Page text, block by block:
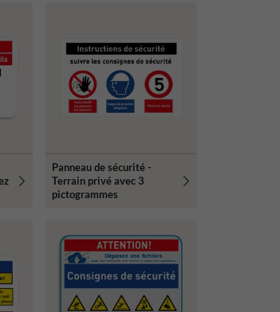
Panneau de sécurité -
Terrain privé avec 3
pictogrammes